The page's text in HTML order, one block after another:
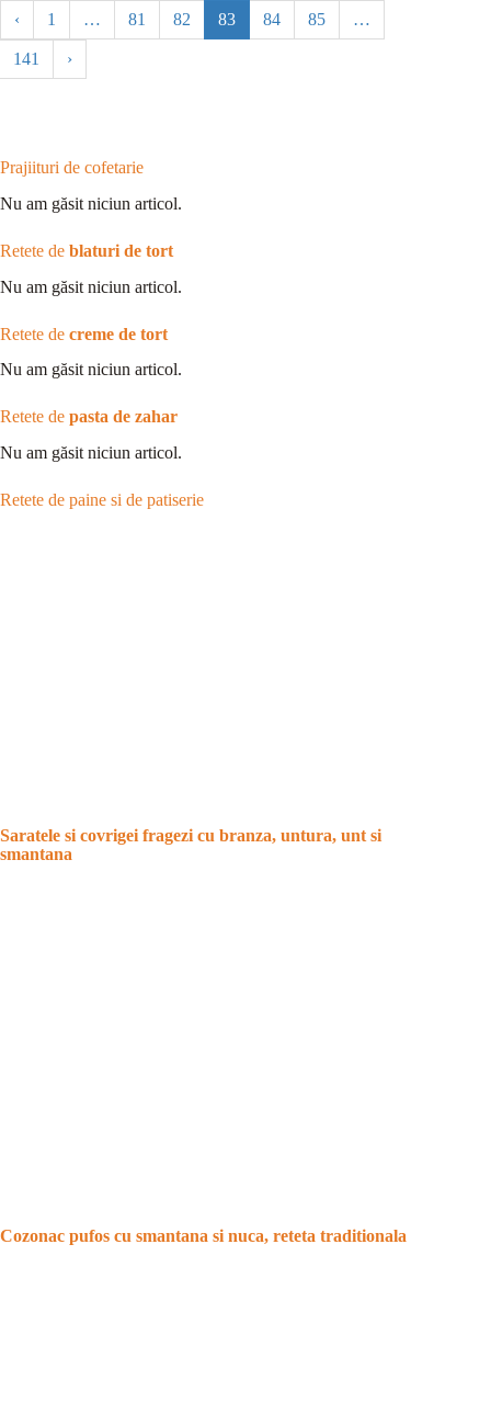
‹ 1 … 81 82 83 84 85 …
141 ›
Prajiituri de cofetarie
Nu am găsit niciun articol.
Retete de blaturi de tort
Nu am găsit niciun articol.
Retete de creme de tort
Nu am găsit niciun articol.
Retete de pasta de zahar
Nu am găsit niciun articol.
Retete de paine si de patiserie
Saratele si covrigei fragezi cu branza, untura, unt si
smantana
Cozonac pufos cu smantana si nuca, reteta traditionala